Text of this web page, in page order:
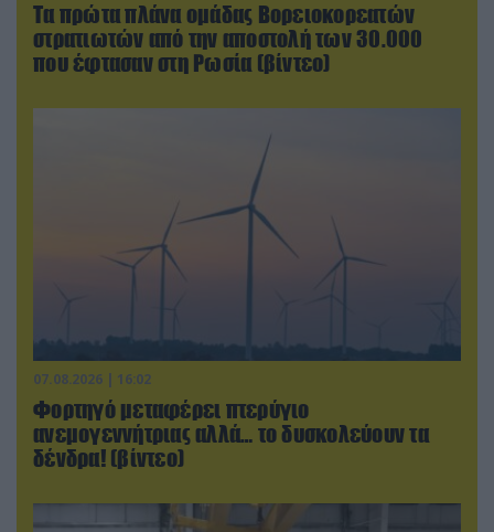
Τα πρώτα πλάνα ομάδας Βορειοκορεατών
στρατιωτών από την αποστολή των 30.000
που έφτασαν στη Ρωσία (βίντεο)
07.08.2026 | 16:02
Φορτηγό μεταφέρει πτερύγιο
ανεμογεννήτριας αλλά… το δυσκολεύουν τα
δένδρα! (βίντεο)